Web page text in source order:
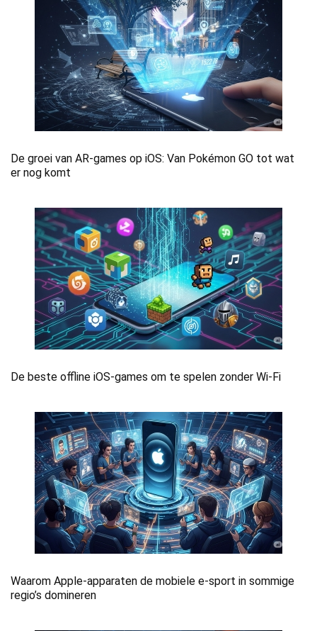
De groei van AR-games op iOS: Van Pokémon GO tot wat
er nog komt
De beste offline iOS-games om te spelen zonder Wi-Fi
Waarom Apple-apparaten de mobiele e-sport in sommige
regio’s domineren